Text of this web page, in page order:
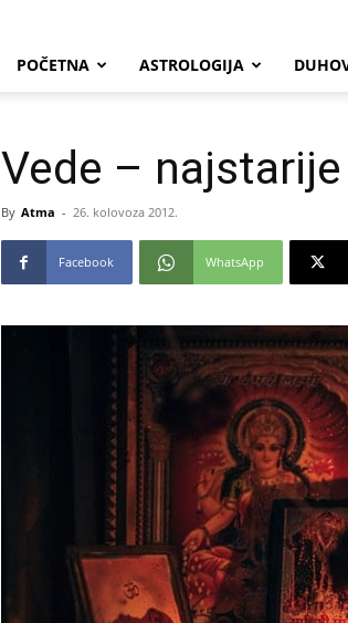
POČETNA ASTROLOGIJA
Vede –
By Atma - 26. kolovoza 2012.
Facebook WhatsApp